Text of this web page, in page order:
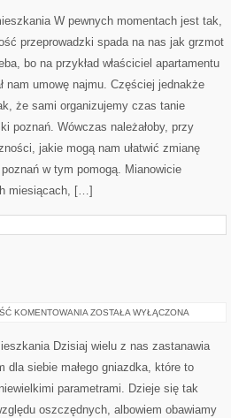
W pewnych momentach jest tak,
przeprowadzki spada na nas jak grzmot
bo na przykład właściciel apartamentu
nam umowę najmu. Częściej jednakże
że sami organizujemy czas tanie
poznań. Wówczas należałoby, przy
jakie mogą nam ułatwić zmianę
w tym pomogą. Mianowicie
miesiącach, […]
KOMENTOWANIA MEBLE
ZOSTAŁA WYŁĄCZONA
Dzisiaj wielu z nas zastanawia
dla siebie małego gniazdka, które to
parametrami. Dzieje się tak
oszczędnych, albowiem obawiamy